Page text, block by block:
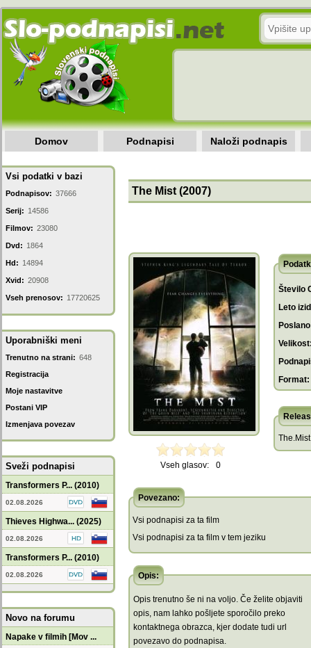
Domov Podnapisi Naloži podnapis
Vsi podatki v bazi
Podnapisov: 37666
Serij: 14586
Filmov: 23080
Dvd: 1864
Hd: 14894
Xvid: 20908
Vseh prenosov: 17720625
Uporabniški meni
Trenutno na strani: 648
Registracija
Moje nastavitve
Postani VIP
Izmenjava povezav
Sveži podnapisi
Transformers P... (2010)
02.08.2026
Thieves Highwa... (2025)
02.08.2026
Transformers P... (2010)
02.08.2026
Novo na forumu
Napake v filmih [Mov ...
The Mist (2007)
Vseh glasov: 0
Število
Leto
Format:
Povezano:
Vsi podnapisi za ta film
Vsi podnapisi za ta film v tem jeziku
Opis:
Opis trenutno še ni na voljo. Če želite objaviti
opis, nam lahko pošljete sporočilo preko
kontaktnega obrazca, kjer dodate tudi url
povezavo do podnapisa.